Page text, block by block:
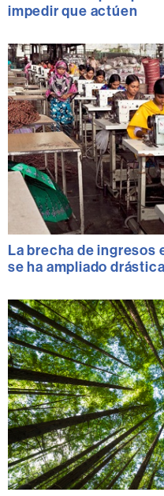
impedir que actúen
La brecha de ingresos
se ha ampliado